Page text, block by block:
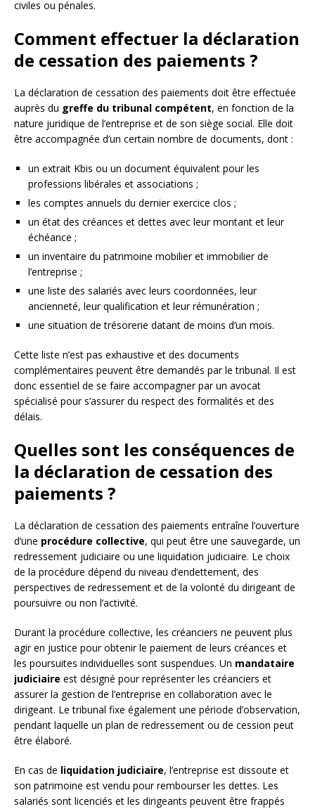
civiles ou pénales.
Comment effectuer la déclaration
de cessation des paiements ?
La déclaration de cessation des paiements doit être effectuée
auprès du greffe du tribunal compétent, en fonction de la
nature juridique de l’entreprise et de son siège social. Elle doit
être accompagnée d’un certain nombre de documents, dont :
un extrait Kbis ou un document équivalent pour les
professions libérales et associations ;
les comptes annuels du dernier exercice clos ;
un état des créances et dettes avec leur montant et leur
échéance ;
un inventaire du patrimoine mobilier et immobilier de
l’entreprise ;
une liste des salariés avec leurs coordonnées, leur
ancienneté, leur qualification et leur rémunération ;
une situation de trésorerie datant de moins d’un mois.
Cette liste n’est pas exhaustive et des documents
complémentaires peuvent être demandés par le tribunal. Il est
donc essentiel de se faire accompagner par un avocat
spécialisé pour s’assurer du respect des formalités et des
délais.
Quelles sont les conséquences de
la déclaration de cessation des
paiements ?
La déclaration de cessation des paiements entraîne l’ouverture
d’une procédure collective, qui peut être une sauvegarde, un
redressement judiciaire ou une liquidation judiciaire. Le choix
de la procédure dépend du niveau d’endettement, des
perspectives de redressement et de la volonté du dirigeant de
poursuivre ou non l’activité.
Durant la procédure collective, les créanciers ne peuvent plus
agir en justice pour obtenir le paiement de leurs créances et
les poursuites individuelles sont suspendues. Un mandataire
judiciaire est désigné pour représenter les créanciers et
assurer la gestion de l’entreprise en collaboration avec le
dirigeant. Le tribunal fixe également une période d’observation,
pendant laquelle un plan de redressement ou de cession peut
être élaboré.
En cas de liquidation judiciaire, l’entreprise est dissoute et
son patrimoine est vendu pour rembourser les dettes. Les
salariés sont licenciés et les dirigeants peuvent être frappés